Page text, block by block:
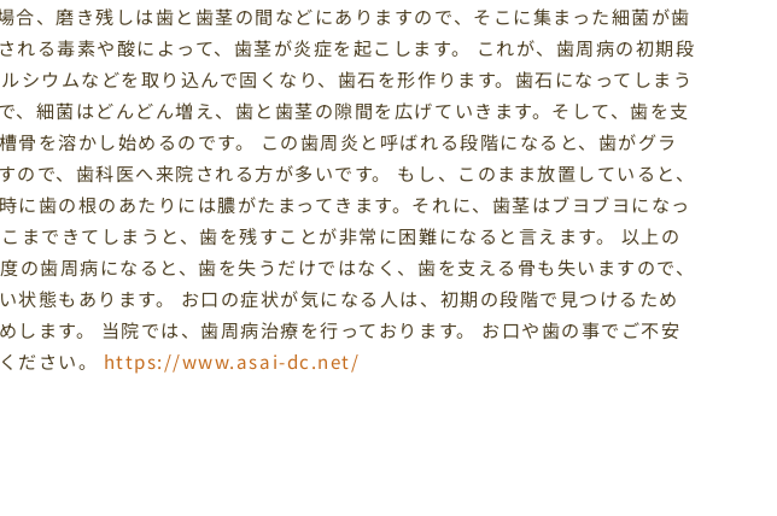
合、磨き残しは歯と歯茎の間などにありますので、そこに集まった細菌が歯
れる毒素や酸によって、歯茎が炎症を起こします。 これが、歯周病の初期段
シウムなどを取り込んで固くなり、歯石を形作ります。歯石になってしまう
、細菌はどんどん増え、歯と歯茎の隙間を広げていきます。そして、歯を支
骨を溶かし始めるのです。 この歯周炎と呼ばれる段階になると、歯がグラ
で、歯科医へ来院される方が多いです。 もし、このまま放置していると、
に歯の根のあたりには膿がたまってきます。それに、歯茎はブヨブヨになっ
まできてしまうと、歯を残すことが非常に困難になると言えます。 以上の
の歯周病になると、歯を失うだけではなく、歯を支える骨も失いますので、
状態もあります。 お口の症状が気になる人は、初期の段階で見つけるため
します。 当院では、歯周病治療を行っております。 お口や歯の事でご不安
ださい。 https://www.asai-dc.net/